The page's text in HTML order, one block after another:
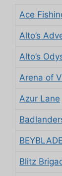
Ace
Alto’s
Alto’s
Arena of
Azur Lane
Blitz